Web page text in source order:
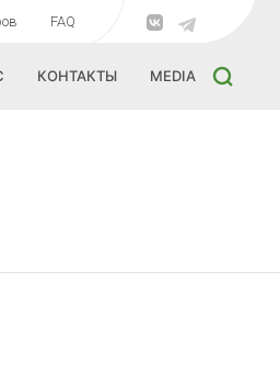
FAQ
КОНТАКТЫ MEDIA